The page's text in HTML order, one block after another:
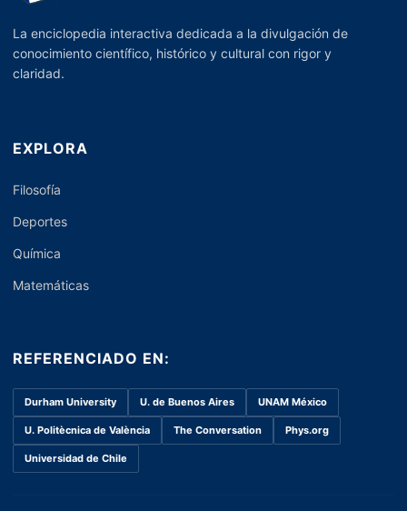
La enciclopedia interactiva dedicada a la divulgación de
conocimiento científico, histórico y cultural con rigor y
claridad.
EXPLORA
Filosofía
Deportes
Química
Matemáticas
REFERENCIADO EN:
Durham University U. de Buenos Aires UNAM México
U. Politècnica de València The Conversation Phys.org
Universidad de Chile